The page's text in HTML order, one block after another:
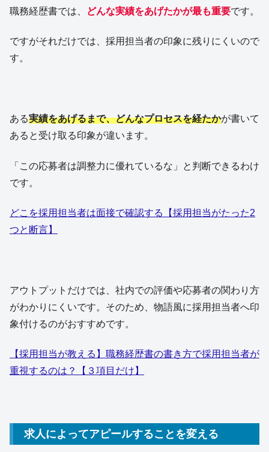
職務経歴書では、 どんな実績をあげたかが最も重要です。
ですがそれだけでは、採用担当者の印象に残りにくいので
す。
ある実績をあげるまで、どんなプロセスを経たかが書いて
あると受け取る印象が違います。
「この応募者は調整力に優れているな」と判断できるわけ
です。
どこを採用担当者は面接で確認する【採用担当がたった2
つと断言】
アウトプットだけでは、社内での評価や応募者の関わり方
がわかりにくいです。そのため、物語風に採用担当者へ印
象付けるのがおすすめです。
【採用担当が教える】職務経歴書の書き方で採用担当者が
重視するのは？【３項目だけ】
求人によってアピールすることを変える